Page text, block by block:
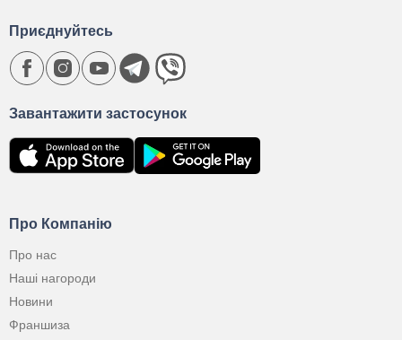
Про Компанію
Про нас
Наші нагороди
Новини
Франшиза
Завантажити застосунок
Приєднуйтесь